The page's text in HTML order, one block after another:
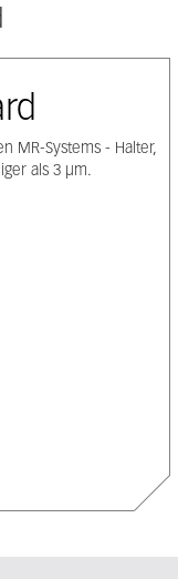
MR-Systems - Halter,
als 3 µm.